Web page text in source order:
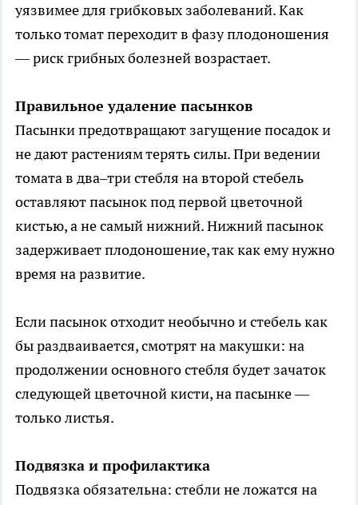
уязвимее для грибковых заболеваний. Как
только томат переходит в фазу плодоношения
— риск грибных болезней возрастает.
Правильное удаление пасынков
Пасынки предотвращают загущение посадок и
не дают растениям терять силы. При ведении
томата в два–три стебля на второй стебель
оставляют пасынок под первой цветочной
кистью, а не самый нижний. Нижний пасынок
задерживает плодоношение, так как ему нужно
время на развитие.
Если пасынок отходит необычно и стебель как
бы раздваивается, смотрят на макушки: на
продолжении основного стебля будет зачаток
следующей цветочной кисти, на пасынке —
только листья.
Подвязка и профилактика
Подвязка обязательна: стебли не ложатся на